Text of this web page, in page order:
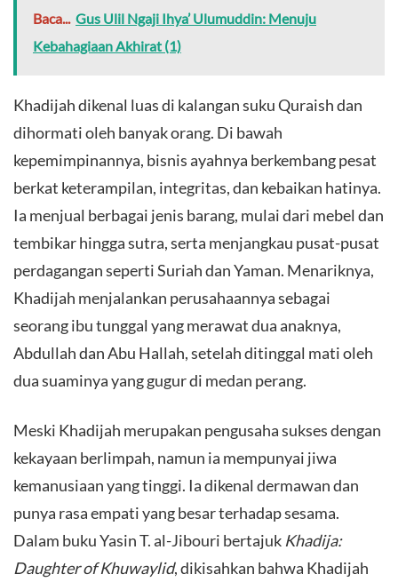
Baca... Gus Ulil Ngaji Ihya’ Ulumuddin: Menuju
Kebahagiaan Akhirat (1)
Khadijah dikenal luas di kalangan suku Quraish dan
dihormati oleh banyak orang. Di bawah
kepemimpinannya, bisnis ayahnya berkembang pesat
berkat keterampilan, integritas, dan kebaikan hatinya.
Ia menjual berbagai jenis barang, mulai dari mebel dan
tembikar hingga sutra, serta menjangkau pusat-pusat
perdagangan seperti Suriah dan Yaman. Menariknya,
Khadijah menjalankan perusahaannya sebagai
seorang ibu tunggal yang merawat dua anaknya,
Abdullah dan Abu Hallah, setelah ditinggal mati oleh
dua suaminya yang gugur di medan perang.
Meski Khadijah merupakan pengusaha sukses dengan
kekayaan berlimpah, namun ia mempunyai jiwa
kemanusiaan yang tinggi. Ia dikenal dermawan dan
punya rasa empati yang besar terhadap sesama.
Dalam buku Yasin T. al-Jibouri bertajuk Khadija:
Daughter of Khuwaylid, dikisahkan bahwa Khadijah